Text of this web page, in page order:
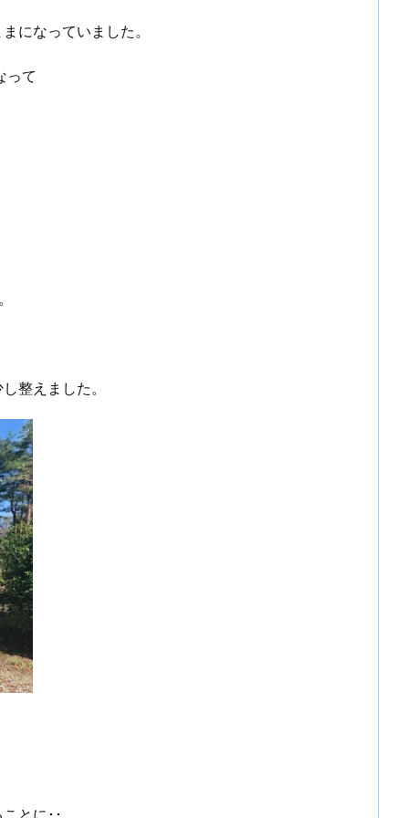
になっていました。
って
整えました。
とに･･